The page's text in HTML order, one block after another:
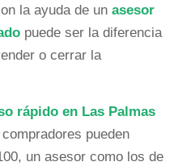
la ayuda de un asesor
puede ser la diferencia
o cerrar la
rápido en Las Palmas
pueden
un asesor como los de